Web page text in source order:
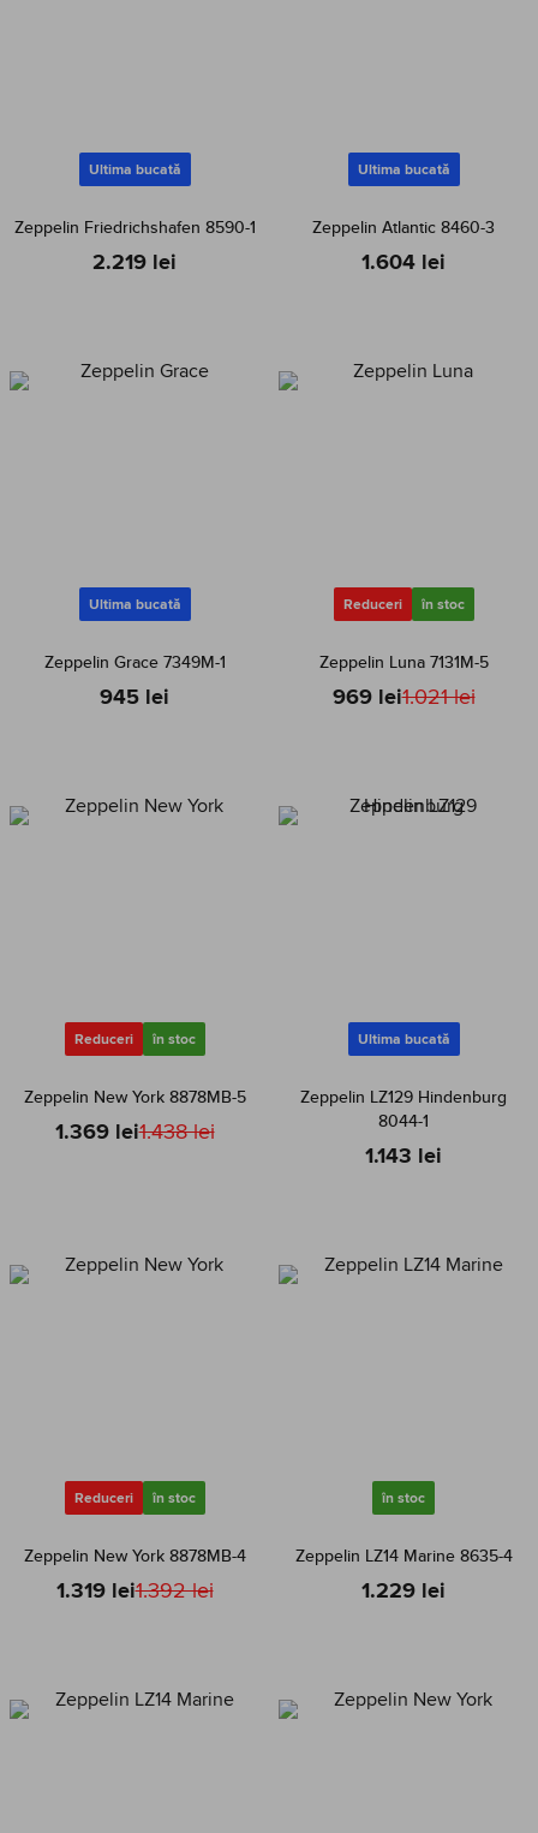
Ultima bucată
Zeppelin Friedrichshafen 8590-1
2.219 lei
Ultima bucată
Zeppelin Atlantic 8460-3
1.604 lei
Ultima bucată
Zeppelin Grace 7349M-1
945 lei
Reduceri în stoc
Zeppelin Luna 7131M-5
969 lei1.021 lei
Reduceri în stoc
Zeppelin New York 8878MB-5
1.369 lei1.438 lei
Ultima bucată
Zeppelin LZ129 Hindenburg
8044-1
1.143 lei
Reduceri în stoc
Zeppelin New York 8878MB-4
1.319 lei1.392 lei
în stoc
Zeppelin LZ14 Marine 8635-4
1.229 lei